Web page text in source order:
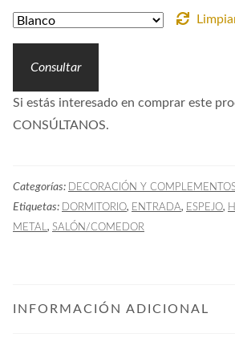
Consultar
Si estás interesado en comprar este
CONSÚLTANOS.
Categorías: DECORACIÓN Y
Etiquetas: DORMITORIO, ENTRADA, ESPEJO,
METAL , SALÓN/COMEDOR
INFORMACIÓN ADICIONAL